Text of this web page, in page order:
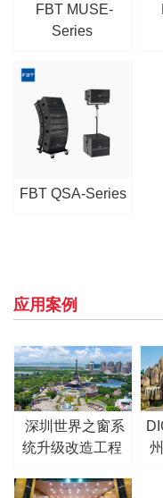
FBT MUSE-
Series
FBT QSA-Series
应用案例
深圳世界之窗系
统升级改造工程